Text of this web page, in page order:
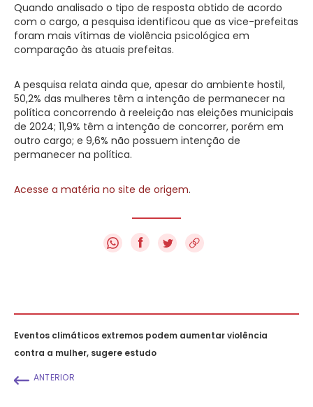
Quando analisado o tipo de resposta obtido de acordo
com o cargo, a pesquisa identificou que as vice-prefeitas
foram mais vítimas de violência psicológica em
comparação às atuais prefeitas.
A pesquisa relata ainda que, apesar do ambiente hostil,
50,2% das mulheres têm a intenção de permanecer na
política concorrendo à reeleição nas eleições municipais
de 2024; 11,9% têm a intenção de concorrer, porém em
outro cargo; e 9,6% não possuem intenção de
permanecer na política.
Acesse a matéria no site de origem.
f
Eventos climáticos extremos podem aumentar violência
contra a mulher, sugere estudo
ANTERIOR